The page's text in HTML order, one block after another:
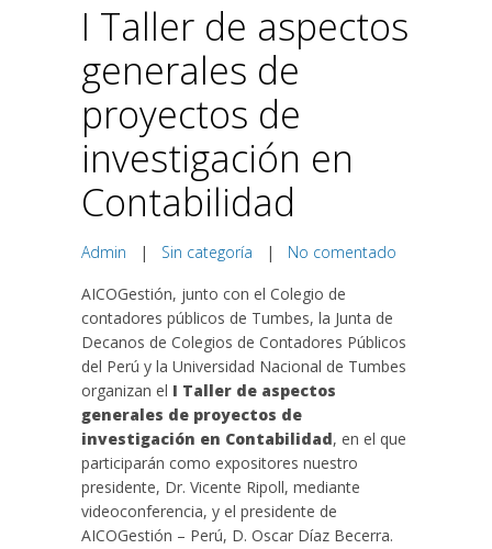
I Taller de aspectos
generales de
proyectos de
investigación en
Contabilidad
Admin | Sin categoría | No comentado
AICOGestión, junto con el Colegio de
contadores públicos de Tumbes, la Junta de
Decanos de Colegios de Contadores Públicos
del Perú y la Universidad Nacional de Tumbes
organizan el I Taller de aspectos
generales de proyectos de
investigación en Contabilidad, en el que
participarán como expositores nuestro
presidente, Dr. Vicente Ripoll, mediante
videoconferencia, y el presidente de
AICOGestión – Perú, D. Oscar Díaz Becerra.